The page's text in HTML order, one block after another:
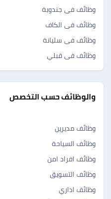
وظائف فى جندوبة
وظائف فى الكاف
وظائف فى سليانة
وظائف فى قبلي
والوظائف حسب التخصص
وظائف مديرين
وظائف السياحة
وظائف افراد امن
وظائف التسويق
وظائف اداري